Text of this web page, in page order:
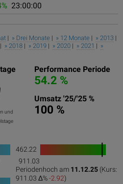
23:00:00
| » Drei Monate | » 12 Monate | » 2013 |
| » 2018 | » 2019 | » 2020 | » 2021 | »
und
Performance Periode
54.2 %
Umsatz '25/'25 %
100 %
462.22
1
100
911.03
Periodenhoch am 11.12.25 (Kurs:
911.03 Δ%-2.92)